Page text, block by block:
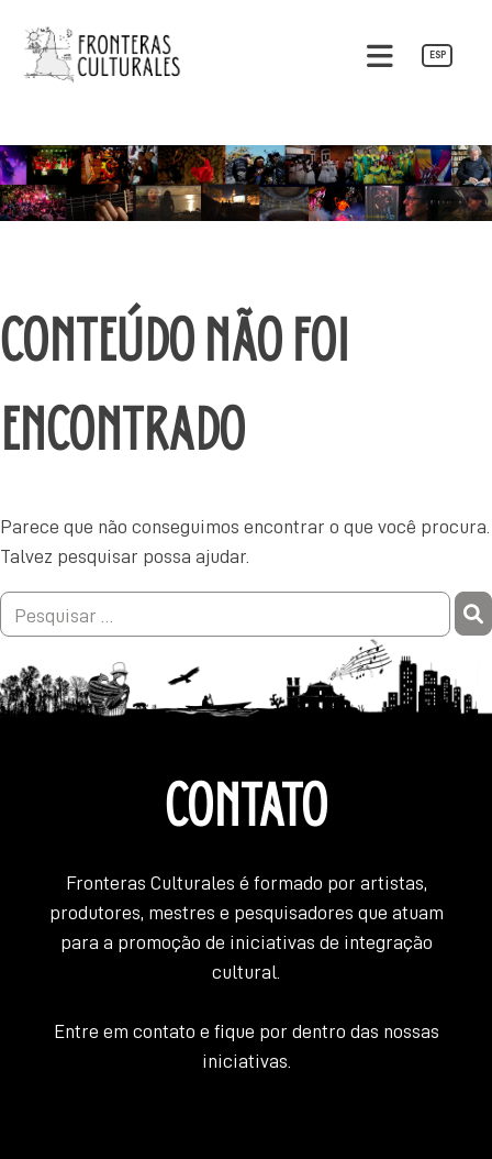
para
Fronteras Culturales
ESP
CONTEÚDO NÃO FOI
ENCONTRADO
Parece que não conseguimos encontrar o que você procura.
Talvez pesquisar possa ajudar.
Pesquisar
por:
CONTATO
Fronteras Culturales é formado por artistas,
produtores, mestres e pesquisadores que atuam
para a promoção de iniciativas de integração
cultural.
Entre em contato e fique por dentro das nossas
iniciativas.